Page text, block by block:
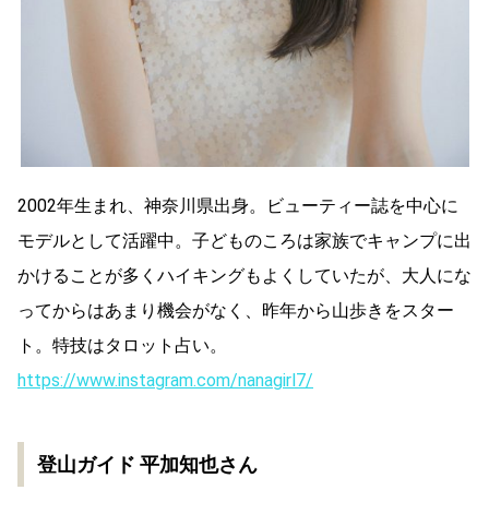
2002年生まれ、神奈川県出身。ビューティー誌を中心に
モデルとして活躍中。子どものころは家族でキャンプに出
かけることが多くハイキングもよくしていたが、大人にな
ってからはあまり機会がなく、昨年から山歩きをスター
ト。特技はタロット占い。
https://www.instagram.com/nanagirl7/
登山ガイド 平加知也さん